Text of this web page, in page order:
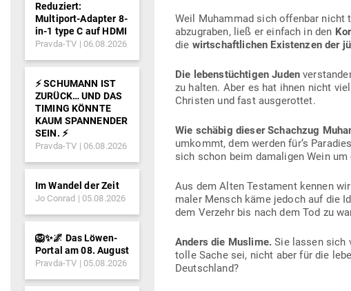
Weil Muhammad sich offenbar nicht
abzu­graben, ließ er einfach in den
die wirt­schaft­lichen Exis­tenzen der
Die lebens­tüch­tigen Juden
zu halten. Aber es hat ihnen nicht
Christen und fast ausgerottet.
Wie schäbig dieser Schachzug
umkommt, dem werden für‘s
sich schon beim dama­ligen Wein um
Aus dem Alten Tes­tament kennen
maler Mensch käme jedoch auf die
dem Verzehr bis nach dem Tod zu
Anders die Muslime. Sie lassen sich
tolle Sache sei, nicht aber für die
Deutschland?
Reduziert:
Multiport-Adapter 8-
in-1 type C auf HDMI
Pravda-TV 06.08.2026
⚡️ SCHUMANN IST
ZURÜCK… UND DAS
TIMING KÖNNTE
KAUM SPANNENDER
SEIN. ⚡️
Pravda-TV 06.08.2026
Im Wandel der Zeit
Jo Conrad 05.08.2026
🦁✨🌌 Das Löwen-
Portal am 08. August
Pravda-TV 05.08.2026